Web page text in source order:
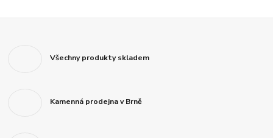
Všechny produkty skladem
Kamenná prodejna v Brně